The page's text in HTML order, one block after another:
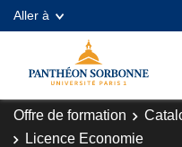
Aller à
Offre de formation
Licence Economie